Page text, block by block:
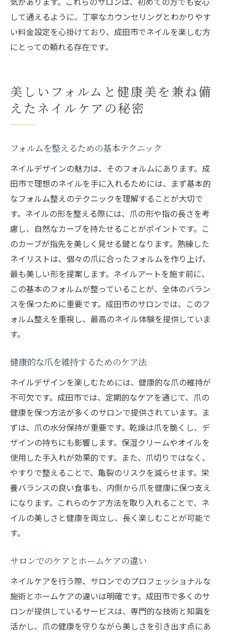
して通えるように、丁寧なカウンセリングとわかりやす
い料金設定を心掛けており、成田市でネイルを楽しむ方
にとっての頼れる存在です。
美しいフォルムと健康美を兼ね備
えたネイルケアの秘密
フォルムを整えるための基本テクニック
ネイルデザインの魅力は、そのフォルムにあります。成
田市で理想のネイルを手に入れるためには、まず基本的
なフォルム整えのテクニックを理解することが大切で
す。ネイルの形を整える際には、爪の形や指の長さを考
慮し、自然なカーブを持たせることがポイントです。こ
のカーブが指先を美しく見せる鍵となります。熟練した
ネイリストは、個々の爪に合ったフォルムを作り上げ、
最も美しい形を提案します。ネイルアートを施す前に、
この基本のフォルムが整っていることが、全体のバラン
スを保つために重要です。成田市のサロンでは、このフ
ォルム整えを重視し、最高のネイル体験を提供していま
す。
健康的な爪を維持するためのケア法
ネイルデザインを楽しむためには、健康的な爪の維持が
不可欠です。成田市では、定期的なケアを通じて、爪の
健康を保つ方法が多くのサロンで提供されています。ま
ずは、爪の水分保持が重要です。乾燥は爪を脆くし、デ
ザインの持ちにも影響します。保湿クリームやオイルを
使用した手入れが効果的です。また、爪切りではなく、
やすりで整えることで、亀裂のリスクを減らせます。栄
養バランスの良い食事も、内側から爪を健康に保つ支え
になります。これらのケア方法を取り入れることで、ネ
イルの美しさと健康を両立し、長く楽しむことが可能で
す。
サロンでのケアとホームケアの違い
ネイルケアを行う際、サロンでのプロフェッショナルな
施術とホームケアの違いは明確です。成田市で多くのサ
ロンが提供しているサービスは、専門的な技術と知識を
活かし、爪の健康を守りながら美しさを引き出す点にあ